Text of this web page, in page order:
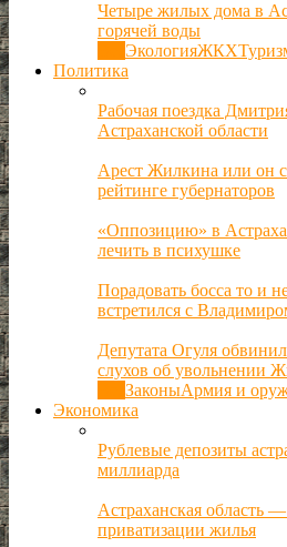
Четыре жилых дома в
горячей воды
ЭкологияЖКХ
Политика
Рабочая поездка
Астраханской области
Арест Жилкина или он
рейтинге губернаторов
«Оппозицию» в
лечить в психушке
Порадовать босса то и
встретился с
Депутата Огуля
слухов об увольнении
ЗаконыАрмия и
Экономика
Рублевые депозиты
миллиарда
Астраханская область
приватизации жилья